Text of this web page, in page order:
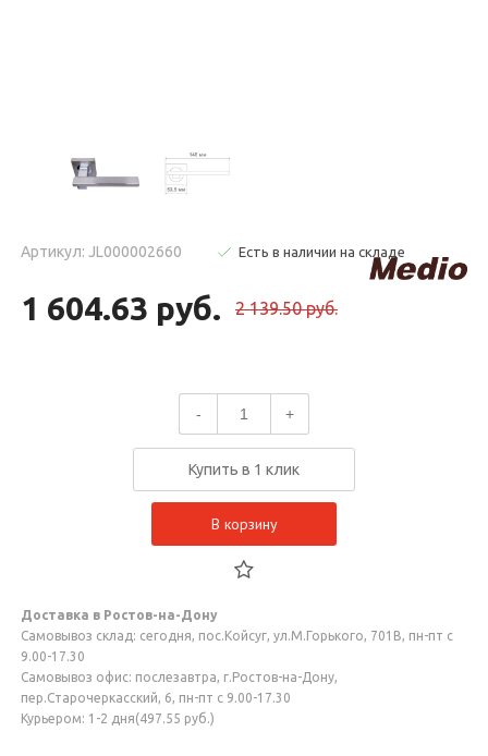
Артикул: JL000002660 Есть в наличии на складе
1 604.63 руб. 2 139.50 руб.
- +
Купить в 1 клик
В корзину
Доставка в Ростов-на-Дону
Самовывоз склад: сегодня, пос.Койсуг, ул.М.Горького, 701В, пн-пт с
9.00-17.30
Самовывоз офис: послезавтра, г.Ростов-на-Дону,
пер.Старочеркасский, 6, пн-пт с 9.00-17.30
Курьером: 1-2 дня(497.55 руб.)